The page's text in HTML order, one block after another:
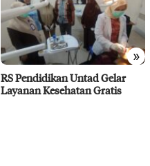
»
RS Pendidikan Untad Gelar
Layanan Kesehatan Gratis